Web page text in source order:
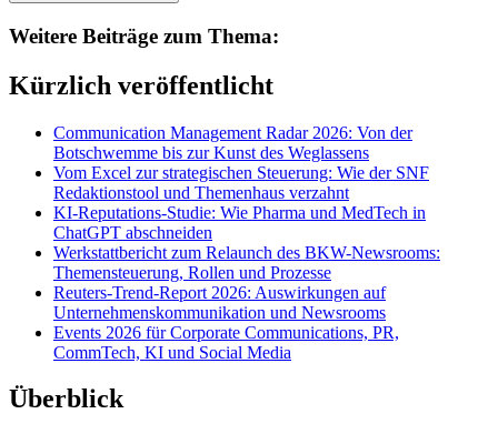
Weitere Beiträge zum Thema:
Kürzlich veröffentlicht
Communication Management Radar 2026: Von der
Botschwemme bis zur Kunst des Weglassens
Vom Excel zur strategischen Steuerung: Wie der SNF
Redaktionstool und Themenhaus verzahnt
KI-Reputations-Studie: Wie Pharma und MedTech in
ChatGPT abschneiden
Werkstattbericht zum Relaunch des BKW-Newsrooms:
Themensteuerung, Rollen und Prozesse
Reuters-Trend-Report 2026: Auswirkungen auf
Unternehmenskommunikation und Newsrooms
Events 2026 für Corporate Communications, PR,
CommTech, KI und Social Media
Überblick